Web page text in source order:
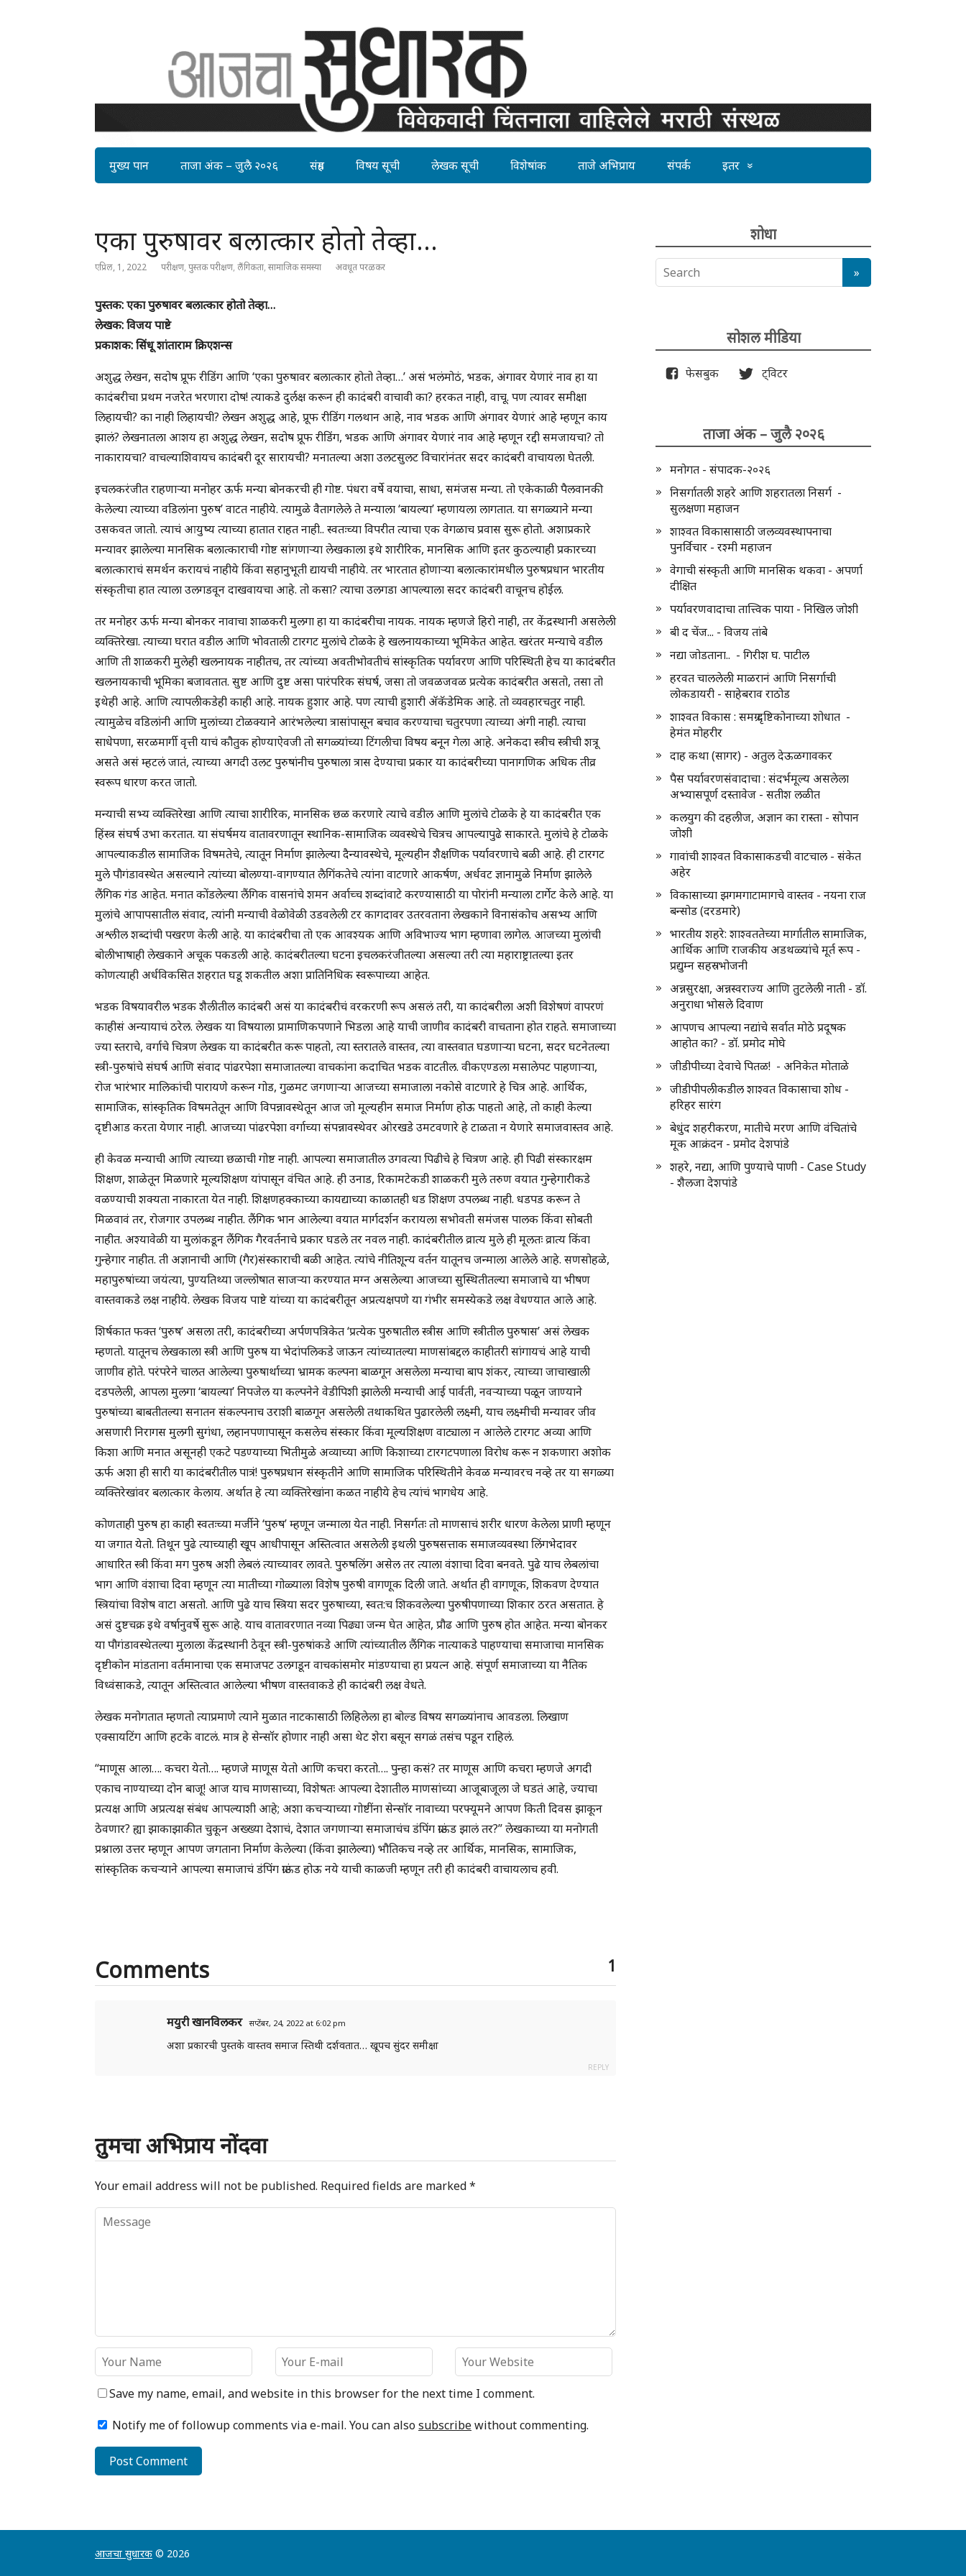
मुख्य पान ताजा अंक – जुलै २०२६ संग्रह विषय सूची लेखक सूची विशेषांक ताजे अभिप्राय संपर्क इतर
एका पुरुषावर बलात्कार होतो तेव्हा…
एप्रिल, 1, 2022 परीक्षण, पुस्तक परीक्षण, लैंगिकता, सामाजिक समस्या अवधूत परळकर
पुस्तक: एका पुरुषावर बलात्कार होतो तेव्हा…
लेखक: विजय पाष्टे
प्रकाशक: सिंधू शांताराम क्रिएशन्स
अशुद्ध लेखन, सदोष प्रूफ रीडिंग आणि ‘एका पुरुषावर बलात्कार होतो तेव्हा…’ असं भलंमोठं, भडक, अंगावर येणारं नाव हा या
कादंबरीचा प्रथम नजरेत भरणारा दोष! त्याकडे दुर्लक्ष करून ही कादंबरी वाचावी का? हरकत नाही, वाचू. पण त्यावर समीक्षा
लिहायची? का नाही लिहायची? लेखन अशुद्ध आहे, प्रूफ रीडिंग गलथान आहे, नाव भडक आणि अंगावर येणारं आहे म्हणून काय
झालं? लेखनातला आशय हा अशुद्ध लेखन, सदोष प्रूफ रीडिंग, भडक आणि अंगावर येणारं नाव आहे म्हणून रद्दी समजायचा? तो
नाकारायचा? वाचल्याशिवायच कादंबरी दूर सारायची? मनातल्या अशा उलटसुलट विचारांनंतर सदर कादंबरी वाचायला घेतली.
इचलकरंजीत राहणाऱ्या मनोहर ऊर्फ मन्या बोनकरची ही गोष्ट. पंधरा वर्षे वयाचा, साधा, समंजस मन्या. तो एकेकाळी पैलवानकी
केलेल्या त्याच्या वडिलांना पुरुष’ वाटत नाहीये. त्यामुळे वैतागलेले ते मन्याला ‘बायल्या’ म्हणायला लागतात. या सगळ्याने मन्या
उसकवत जातो. त्याचं आयुष्य त्याच्या हातात राहत नाही.. स्वतःच्या विपरीत त्याचा एक वेगळाच प्रवास सुरू होतो. अशाप्रकारे
मन्यावर झालेल्या मानसिक बलात्काराची गोष्ट सांगणाऱ्या लेखकाला इथे शारीरिक, मानसिक आणि इतर कुठल्याही प्रकारच्या
बलात्काराचं समर्थन करायचं नाहीये किंवा सहानुभूती द्यायची नाहीये. तर भारतात होणाऱ्या बलात्कारांमधील पुरुषप्रधान भारतीय
संस्कृतीचा हात त्याला उलगडवून दाखवायचा आहे. तो कसा? त्याचा उलगडा आपल्याला सदर कादंबरी वाचूनच होईल.
तर मनोहर ऊर्फ मन्या बोनकर नावाचा शाळकरी मुलगा हा या कादंबरीचा नायक. नायक म्हणजे हिरो नाही, तर केंद्रस्थानी असलेली
व्यक्तिरेखा. त्याच्या घरात वडील आणि भोवताली टारगट मुलांचे टोळके हे खलनायकाच्या भूमिकेत आहेत. खरंतर मन्याचे वडील
आणि ती शाळकरी मुलेही खलनायक नाहीतच, तर त्यांच्या अवतीभोवतीचं सांस्कृतिक पर्यावरण आणि परिस्थिती हेच या कादंबरीत
खलनायकाची भूमिका बजावतात. सुष्ट आणि दुष्ट असा पारंपरिक संघर्ष, जसा तो जवळजवळ प्रत्येक कादंबरीत असतो, तसा तो
इथेही आहे. आणि त्यापलीकडेही काही आहे. नायक हुशार आहे. पण त्याची हुशारी ॲकॅडेमिक आहे. तो व्यवहारचतुर नाही.
त्यामुळेच वडिलांनी आणि मुलांच्या टोळक्याने आरंभलेल्या त्रासांपासून बचाव करण्याचा चतुरपणा त्याच्या अंगी नाही. त्याचा
साधेपणा, सरळमार्गी वृत्ती याचं कौतुक होण्याऐवजी तो सगळ्यांच्या टिंगलीचा विषय बनून गेला आहे. अनेकदा स्त्रीच स्त्रीची शत्रू
असते असं म्हटलं जातं, त्याच्या अगदी उलट पुरुषांनीच पुरुषाला त्रास देण्याचा प्रकार या कादंबरीच्या पानागणिक अधिक तीव्र
स्वरूप धारण करत जातो.
मन्याची सभ्य व्यक्तिरेखा आणि त्याचा शारीरिक, मानसिक छळ करणारे त्याचे वडील आणि मुलांचे टोळके हे या कादंबरीत एक
हिंस्त्र संघर्ष उभा करतात. या संघर्षमय वातावरणातून स्थानिक-सामाजिक व्यवस्थेचे चित्रच आपल्यापुढे साकारते. मुलांचे हे टोळके
आपल्याकडील सामाजिक विषमतेचे, त्यातून निर्माण झालेल्या दैन्यावस्थेचे, मूल्यहीन शैक्षणिक पर्यावरणाचे बळी आहे. ही टारगट
मुले पौगंडावस्थेत असल्याने त्यांच्या बोलण्या-वागण्यात लैगिंकतेचे त्यांना वाटणारे आकर्षण, अर्धवट ज्ञानामुळे निर्माण झालेले
लैंगिक गंड आहेत. मनात कोंडलेल्या लैंगिक वासनांचे शमन अर्वाच्च शब्दांवाटे करण्यासाठी या पोरांनी मन्याला टार्गेट केले आहे. या
मुलांचे आपापसातील संवाद, त्यांनी मन्याची वेळोवेळी उडवलेली टर कागदावर उतरवताना लेखकाने विनासंकोच असभ्य आणि
अश्लील शब्दांची पखरण केली आहे. या कादंबरीचा तो एक आवश्यक आणि अविभाज्य भाग म्हणावा लागेल. आजच्या मुलांची
बोलीभाषाही लेखकाने अचूक पकडली आहे. कादंबरीतल्या घटना इचलकरंजीतल्या असल्या तरी त्या महाराष्ट्रातल्या इतर
कोणत्याही अर्धविकसित शहरात घडू शकतील अशा प्रातिनिधिक स्वरूपाच्या आहेत.
भडक विषयावरील भडक शैलीतील कादंबरी असं या कादंबरीचं वरकरणी रूप असलं तरी, या कादंबरीला अशी विशेषणं वापरणं
काहीसं अन्यायाचं ठरेल. लेखक या विषयाला प्रामाणिकपणाने भिडला आहे याची जाणीव कादंबरी वाचताना होत राहते. समाजाच्या
ज्या स्तराचे, वर्गाचे चित्रण लेखक या कादंबरीत करू पाहतो, त्या स्तरातले वास्तव, त्या वास्तवात घडणाऱ्या घटना, सदर घटनेतल्या
स्त्री-पुरुषांचे संघर्ष आणि संवाद पांढरपेशा समाजातल्या वाचकांना कदाचित भडक वाटतील. वीकएण्डला मसालेपट पाहणाऱ्या,
रोज भारंभार मालिकांची पारायणे करून गोड, गुळमट जगणाऱ्या आजच्या समाजाला नकोसे वाटणारे हे चित्र आहे. आर्थिक,
सामाजिक, सांस्कृतिक विषमतेतून आणि विपन्नावस्थेतून आज जो मूल्यहीन समाज निर्माण होऊ पाहतो आहे, तो काही केल्या
दृष्टीआड करता येणार नाही. आजच्या पांढरपेशा वर्गाच्या संपन्नावस्थेवर ओरखडे उमटवणारे हे टाळता न येणारे समाजवास्तव आहे.
ही केवळ मन्याची आणि त्याच्या छळाची गोष्ट नाही. आपल्या समाजातील उगवत्या पिढीचे हे चित्रण आहे. ही पिढी संस्कारक्षम
शिक्षण, शाळेतून मिळणारे मूल्यशिक्षण यांपासून वंचित आहे. ही उनाड, रिकामटेकडी शाळकरी मुले तरुण वयात गुन्हेगारीकडे
वळण्याची शक्यता नाकारता येत नाही. शिक्षणहक्काच्या कायद्याच्या काळातही धड शिक्षण उपलब्ध नाही. धडपड करून ते
मिळवावं तर, रोजगार उपलब्ध नाहीत. लैंगिक भान आलेल्या वयात मार्गदर्शन करायला सभोवती समंजस पालक किंवा सोबती
नाहीत. अश्यावेळी या मुलांकडून लैंगिक गैरवर्तनाचे प्रकार घडले तर नवल नाही. कादंबरीतील व्रात्य मुले ही मूलतः व्रात्य किंवा
गुन्हेगार नाहीत. ती अज्ञानाची आणि (गैर)संस्काराची बळी आहेत. त्यांचे नीतिशून्य वर्तन यातूनच जन्माला आलेले आहे. सणसोहळे,
महापुरुषांच्या जयंत्या, पुण्यतिथ्या जल्लोषात साजऱ्या करण्यात मग्न असलेल्या आजच्या सुस्थितीतल्या समाजाचे या भीषण
वास्तवाकडे लक्ष नाहीये. लेखक विजय पाष्टे यांच्या या कादंबरीतून अप्रत्यक्षपणे या गंभीर समस्येकडे लक्ष वेधण्यात आले आहे.
शिर्षकात फक्त ‘पुरुष’ असला तरी, कादंबरीच्या अर्पणपत्रिकेत ‘प्रत्येक पुरुषातील स्त्रीस आणि स्त्रीतील पुरुषास’ असं लेखक
म्हणतो. यातूनच लेखकाला स्त्री आणि पुरुष या भेदांपलिकडे जाऊन त्यांच्यातल्या माणसांबद्दल काहीतरी सांगायचं आहे याची
जाणीव होते. परंपरेने चालत आलेल्या पुरुषार्थाच्या भ्रामक कल्पना बाळगून असलेला मन्याचा बाप शंकर, त्याच्या जाचाखाली
दडपलेली, आपला मुलगा ‘बायल्या’ निपजेल या कल्पनेने वेडीपिशी झालेली मन्याची आई पार्वती, नवऱ्याच्या पळून जाण्याने
पुरुषांच्या बाबतीतल्या सनातन संकल्पनाच उराशी बाळगून असलेली तथाकथित पुढारलेली लक्ष्मी, याच लक्ष्मीची मन्यावर जीव
असणारी निरागस मुलगी सुगंधा, लहानपणापासून कसलेच संस्कार किंवा मूल्यशिक्षण वाट्याला न आलेले टारगट अव्या आणि
किशा आणि मनात असूनही एकटे पडण्याच्या भितीमुळे अव्याच्या आणि किशाच्या टारगटपणाला विरोध करू न शकणारा अशोक
ऊर्फ अशा ही सारी या कादंबरीतील पात्रं! पुरुषप्रधान संस्कृतीने आणि सामाजिक परिस्थितीने केवळ मन्यावरच नव्हे तर या सगळ्या
व्यक्तिरेखांवर बलात्कार केलाय. अर्थात हे त्या व्यक्तिरेखांना कळत नाहीये हेच त्यांचं भागधेय आहे.
कोणताही पुरुष हा काही स्वतःच्या मर्जीने ‘पुरुष’ म्हणून जन्माला येत नाही. निसर्गतः तो माणसाचं शरीर धारण केलेला प्राणी म्हणून
या जगात येतो. तिथून पुढे त्याच्याही खूप आधीपासून अस्तित्वात असलेली इथली पुरुषसत्ताक समाजव्यवस्था लिंगभेदावर
आधारित स्त्री किंवा मग पुरुष अशी लेबलं त्याच्यावर लावते. पुरुषलिंग असेल तर त्याला वंशाचा दिवा बनवते. पुढे याच लेबलांचा
भाग आणि वंशाचा दिवा म्हणून त्या मातीच्या गोळ्याला विशेष पुरुषी वागणूक दिली जाते. अर्थात ही वागणूक, शिकवण देण्यात
स्त्रियांचा विशेष वाटा असतो. आणि पुढे याच स्त्रिया सदर पुरुषाच्या, स्वत:च शिकवलेल्या पुरुषीपणाच्या शिकार ठरत असतात. हे
असं दुष्टचक्र इथे वर्षानुवर्षे सुरू आहे. याच वातावरणात नव्या पिढ्या जन्म घेत आहेत, प्रौढ आणि पुरुष होत आहेत. मन्या बोनकर
या पौगंडावस्थेतल्या मुलाला केंद्रस्थानी ठेवून स्त्री-पुरुषांकडे आणि त्यांच्यातील लैंगिक नात्याकडे पाहण्याचा समाजाचा मानसिक
दृष्टीकोन मांडताना वर्तमानाचा एक समाजपट उलगडून वाचकांसमोर मांडण्याचा हा प्रयत्न आहे. संपूर्ण समाजाच्या या नैतिक
विध्वंसाकडे, त्यातून अस्तित्वात आलेल्या भीषण वास्तवाकडे ही कादंबरी लक्ष वेधते.
लेखक मनोगतात म्हणतो त्याप्रमाणे त्याने मुळात नाटकासाठी लिहिलेला हा बोल्ड विषय सगळ्यांनाच आवडला. लिखाण
एक्सायटिंग आणि हटके वाटलं. मात्र हे सेन्सॉर होणार नाही असा थेट शेरा बसून सगळं तसंच पडून राहिलं.
“माणूस आला…. कचरा येतो…. म्हणजे माणूस येतो आणि कचरा करतो…. पुन्हा कसं? तर माणूस आणि कचरा म्हणजे अगदी
एकाच नाण्याच्या दोन बाजू! आज याच माणसाच्या, विशेषतः आपल्या देशातील माणसांच्या आजूबाजूला जे घडतं आहे, ज्याचा
प्रत्यक्ष आणि अप्रत्यक्ष संबंध आपल्याशी आहे; अशा कचऱ्याच्या गोष्टींना सेन्सॉर नावाच्या परफ्यूमने आपण किती दिवस झाकून
ठेवणार? ह्या झाकाझाकीत चुकून अख्ख्या देशाचं, देशात जगणाऱ्या समाजाचंच डंपिंग ग्राऊंड झालं तर?” लेखकाच्या या मनोगती
प्रश्नाला उत्तर म्हणून आपण जगताना निर्माण केलेल्या (किंवा झालेल्या) भौतिकच नव्हे तर आर्थिक, मानसिक, सामाजिक,
सांस्कृतिक कचऱ्याने आपल्या समाजाचं डंपिंग ग्राऊंड होऊ नये याची काळजी म्हणून तरी ही कादंबरी वाचायलाच हवी.
Comments 1
मयुरी खानविलकर सप्टेंबर, 24, 2022 at 6:02 pm
अशा प्रकारची पुस्तके वास्तव समाज स्तिथी दर्शवतात… खूपच सुंदर समीक्षा
REPLY
तुमचा अभिप्राय नोंदवा
Your email address will not be published. Required fields are marked*
Save my name, email, and website in this browser for the next time I comment.
Notify me of followup comments via e-mail. You can alsosubscribewithout commenting.
शोधा
सोशल मीडिया
फेसबुक ट्विटर
ताजा अंक – जुलै २०२६
मनोगत - संपादक-२०२६
निसर्गातली शहरे आणि शहरातला निसर्ग -
सुलक्षणा महाजन
शाश्वत विकासासाठी जलव्यवस्थापनाचा
पुनर्विचार - रश्मी महाजन
वेगाची संस्कृती आणि मानसिक थकवा - अपर्णा
दीक्षित
पर्यावरणवादाचा तात्त्विक पाया - निखिल जोशी
बी द चेंज... - विजय तांबे
नद्या जोडताना.. - गिरीश घ. पाटील
हरवत चाललेली माळरानं आणि निसर्गाची
लोकडायरी - साहेबराव राठोड
शाश्वत विकास : समग्र दृष्टिकोनाच्या शोधात -
हेमंत मोहरीर
दाह कथा (सागर) - अतुल देऊळगावकर
पैस पर्यावरणसंवादाचा : संदर्भमूल्य असलेला
अभ्यासपूर्ण दस्तावेज - सतीश लळीत
कलयुग की दहलीज, अज्ञान का रास्ता - सोपान
जोशी
गावांची शाश्वत विकासाकडची वाटचाल - संकेत
अहेर
विकासाच्या झगमगाटामागचे वास्तव - नयना राज
बन्सोड (दरडमारे)
भारतीय शहरे: शाश्वततेच्या मार्गातील सामाजिक,
आर्थिक आणि राजकीय अडथळ्यांचे मूर्त रूप -
प्रद्युम्न सहस्रभोजनी
अन्नसुरक्षा, अन्नस्वराज्य आणि तुटलेली नाती - डॉ.
अनुराधा भोसले दिवाण
आपणच आपल्या नद्यांचे सर्वात मोठे प्रदूषक
आहोत का? - डॉ. प्रमोद मोघे
जीडीपीच्या देवाचे पितळ! - अनिकेत मोताळे
जीडीपीपलीकडील शाश्वत विकासाचा शोध -
हरिहर सारंग
बेधुंद शहरीकरण, मातीचे मरण आणि वंचितांचे
मूक आक्रंदन - प्रमोद देशपांडे
शहरे, नद्या, आणि पुण्याचे पाणी - Case Study
- शैलजा देशपांडे
आजचा सुधारक © 2026